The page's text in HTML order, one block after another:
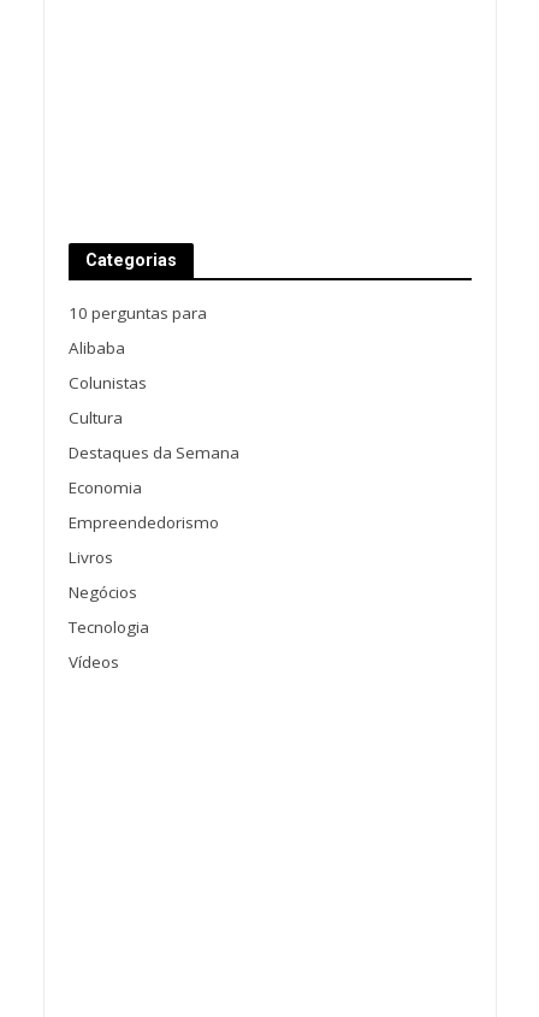
Categorias
10 perguntas para
Alibaba
Colunistas
Cultura
Destaques da Semana
Economia
Empreendedorismo
Livros
Negócios
Tecnologia
Vídeos